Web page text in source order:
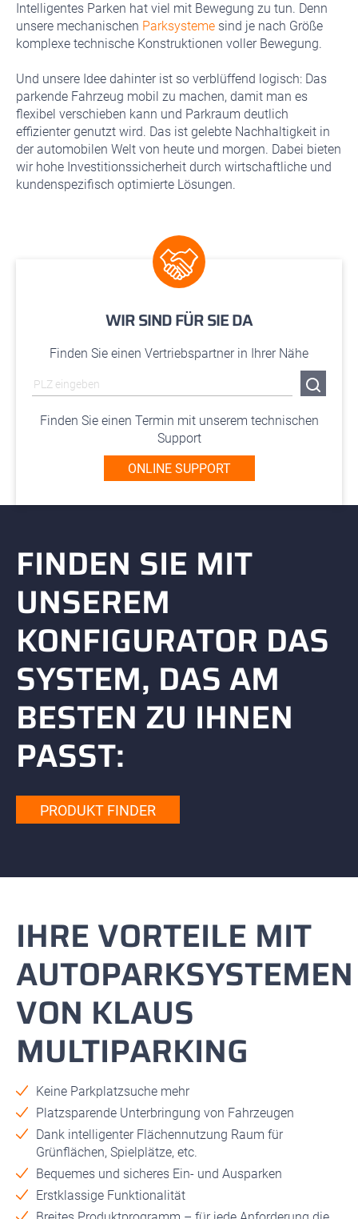
Intelligentes Parken hat viel mit Bewegung zu tun. Denn
unsere mechanischen Parksysteme sind je nach Größe
komplexe technische Konstruktionen voller Bewegung.
Und unsere Idee dahinter ist so verblüffend logisch: Das
parkende Fahrzeug mobil zu machen, damit man es
flexibel verschieben kann und Parkraum deutlich
effizienter genutzt wird. Das ist gelebte Nachhaltigkeit in
der automobilen Welt von heute und morgen. Dabei bieten
wir hohe Investitionssicherheit durch wirtschaftliche und
kundenspezifisch optimierte Lösungen.
WIR SIND FÜR SIE DA
Finden Sie einen Vertriebspartner in Ihrer Nähe
Finden Sie einen Termin mit unserem technischen
Support
ONLINE SUPPORT
FINDEN SIE MIT
UNSEREM
KONFIGURATOR DAS
SYSTEM, DAS AM
BESTEN ZU IHNEN
PASST:
PRODUKT FINDER
IHRE VORTEILE MIT
AUTOPARKSYSTEMEN
VON KLAUS
MULTIPARKING
Keine Parkplatzsuche mehr
Platzsparende Unterbringung von Fahrzeugen
Dank intelligenter Flächennutzung Raum für
Grünflächen, Spielplätze, etc.
Bequemes und sicheres Ein- und Ausparken
Erstklassige Funktionalität